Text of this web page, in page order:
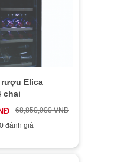
Elica
chai
68,850,000 VNĐ
0 đánh giá